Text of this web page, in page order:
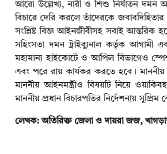
আরো উল্লেখ্য, নারী ও শিশু নির্যাতন দমন
বিচারে দেরি করলে তাঁদেরকে
সংশ্লিষ্ট বিজ্ঞ আইনজীবীসহ সবাই
সহিংসতা দমন ট্রাইব্যুনাল কর্তৃক আগামী
মহামান্য হাইকোর্টে ও আপিল বিভাগেও
এবং পরে রায় কার্যকর করতে হবে। মাননীয়
মাননীয় আইনমন্ত্রীও বিষয়টি নিয়ে
মাননীয় প্রধান বিচারপতির নির্দেশনায় সুপ্রিম
লেখক: অতিরিক্ত জেলা ও দায়রা জজ,